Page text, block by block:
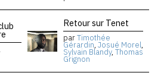
Retour sur Tenet
parTimothée
Gérardin, Josué Morel,
Sylvain Blandy, Thomas
Grignon